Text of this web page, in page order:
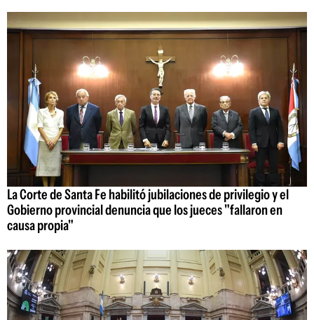
La Corte de Santa Fe habilitó jubilaciones de privilegio y el
Gobierno provincial denuncia que los jueces "fallaron en
causa propia"